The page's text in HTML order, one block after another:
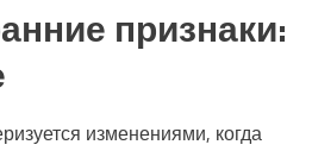
признаки:
изменениями, когда